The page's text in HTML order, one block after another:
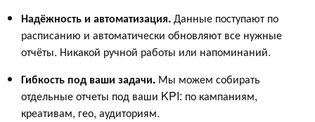
Надёжность и автоматизация.Данные поступают по
расписанию и автоматически обновляют все нужные
отчёты. Никакой ручной работы или напоминаний.
Гибкость под ваши задачи. Мы можем собирать
отдельные отчеты под ваши KPI: по кампаниям,
креативам, гео, аудиториям.